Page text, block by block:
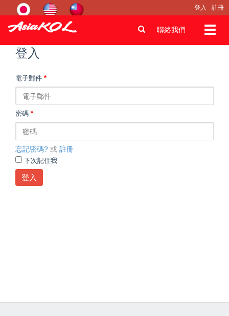
登入 註冊
聯絡我們
登入
電子郵件 *
密碼 *
忘記密碼? 或 註冊
下次記住我
登入